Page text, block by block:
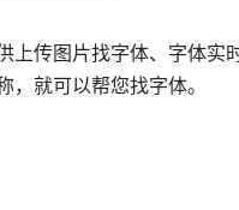
上传图片找字体、字体实
，就可以帮您找字体。